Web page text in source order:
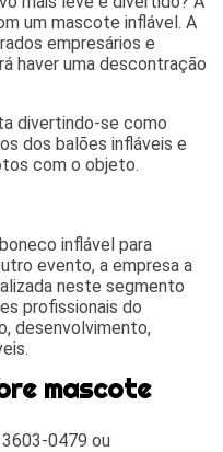
um mascote inflável. A
empresários e
haver uma descontração
divertindo-se como
dos balões infláveis e
com o objeto.
inflável para
evento, a empresa a
neste segmento
profissionais do
desenvolvimento,
mascote
0479 ou